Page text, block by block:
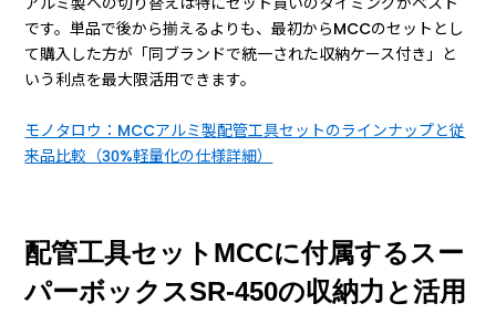
です。単品で後から揃えるよりも、最初からMCCのセットとし
て購入した方が「同ブランドで統一された収納ケース付き」と
いう利点を最大限活用できます。
モノタロウ：MCCアルミ製配管工具セットのラインナップと従
来品比較（30%軽量化の仕様詳細）
配管工具セットMCCに付属するスー
パーボックスSR-450の収納力と活用